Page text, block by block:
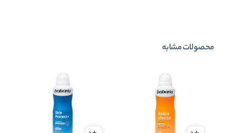
محصولات مشابه